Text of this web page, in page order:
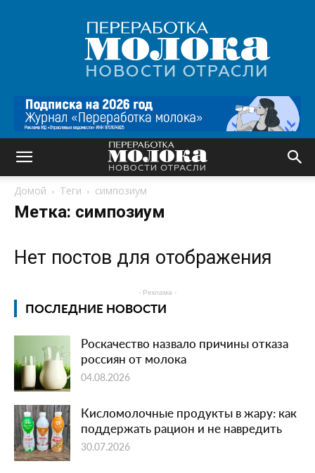
Переработка
молока
|
Новости
Домой Теги симпозиум
Метка: симпозиум
Нет постов для отображения
- Реклама -
ПОСЛЕДНИЕ НОВОСТИ
Роскачество назвало причины отказа
россиян от молока
04.08.2026
Кисломолочные продукты в жару: как
поддержать рацион и не навредить
30.07.2026